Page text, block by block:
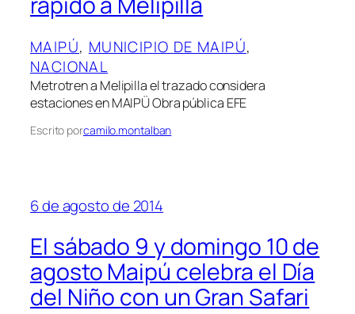
MAIPÚ, MUNICIPIO DE MAIPÚ
NACIONAL
Metrotren a Melipilla el trazado considera
estaciones en MAIPÜ Obra pública EFE
Escrito porcamilo.montalban
6 de agosto de 2014
El sábado 9 y domingo 10 de
agosto Maipú celebra el Día
del Niño con un Gran Safari